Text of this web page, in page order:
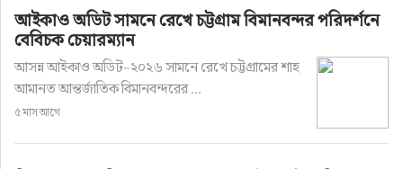
আইকাও অডিট সামনে রেখে চট্টগ্রাম বিমানবন্দর পরিদর্শনে
বেবিচক চেয়ারম্যান
আসন্ন আইকাও অডিট–২০২৬ সামনে রেখে চট্টগ্রামের শাহ
আমানত আন্তর্জাতিক বিমানবন্দরের ...
৫ মাস আগে